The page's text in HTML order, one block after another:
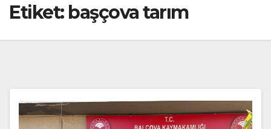
Etiket: başçova tarım